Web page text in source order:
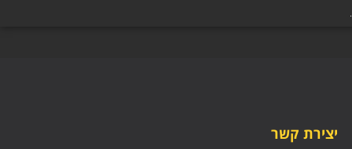
יצירת קשר